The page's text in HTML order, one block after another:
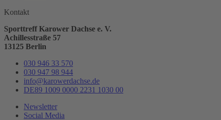
Kontakt
Sporttreff Karower Dachse e. V.
Achillesstraße 57
13125 Berlin
030 946 33 570
030 947 98 944
info@karowerdachse.de
DE89 1009 0000 2231 1030 00
Newsletter
Social Media